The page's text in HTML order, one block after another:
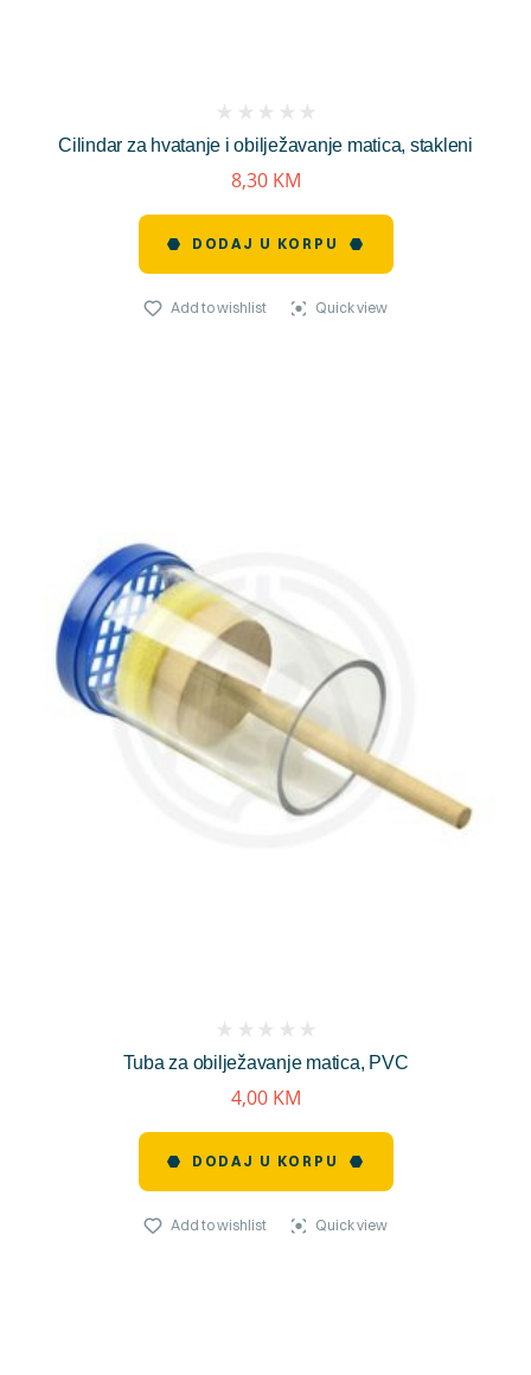
Cilindar za hvatanje i obilježavanje matica, stakleni
reviews)
8,30 KM
DODAJ U KORPU
Add to wishlist Quick view
Tuba za obilježavanje matica, PVC
reviews)
4,00 KM
DODAJ U KORPU
Add to wishlist Quick view